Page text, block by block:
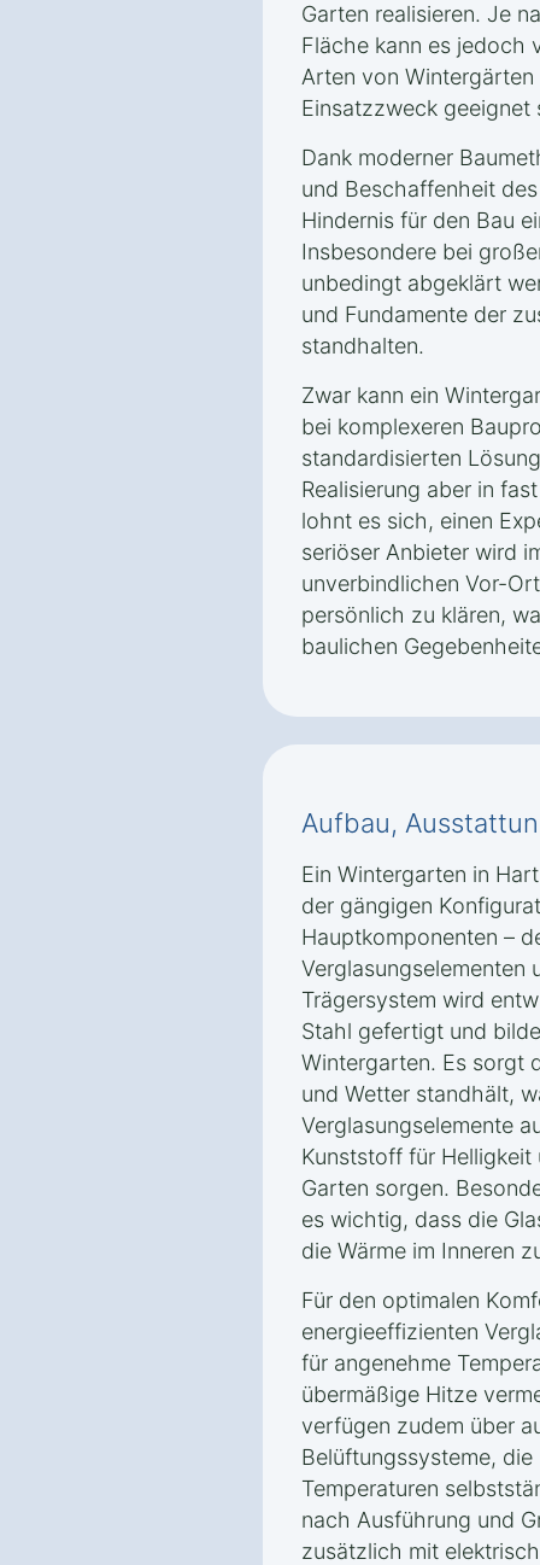
Garten realisieren. Je
Fläche kann es jedoch
Arten von
Einsatzzweck geeignet
Dank moderner
und Beschaffenheit
Hindernis für den Bau
Insbesondere bei
unbedingt abgeklärt
und Fundamente der
standhalten.
Zwar kann ein
bei komplexeren
standardisierten
Realisierung aber in
lohnt es sich, einen
seriöser Anbieter wird
unverbindlichen Vor-
persönlich zu klären,
baulichen
Aufbau,
Ein Wintergarten in
der gängigen
Hauptkomponenten –
Verglasungselementen
Trägersystem wird
Stahl gefertigt und
Wintergarten. Es sorgt
und Wetter standhält,
Verglasungselemente
Kunststoff für Helligkeit
Garten sorgen.
es wichtig, dass die
die Wärme im Inneren
Für den optimalen
energieeffizienten
für angenehme
übermäßige Hitze
verfügen zudem über
Belüftungssysteme,
Temperaturen
nach Ausführung und
zusätzlich mit